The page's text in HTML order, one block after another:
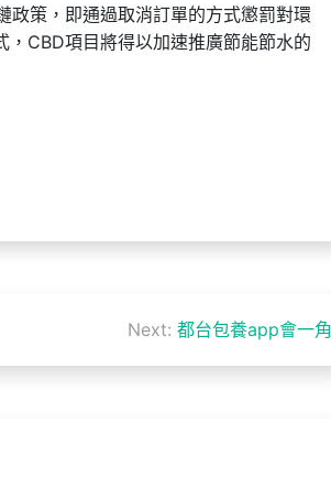
政策，即通過取消訂單的方式懲罰對環
CBD項目將得以加速推廣節能節水的
Next: 都台包養app會一角